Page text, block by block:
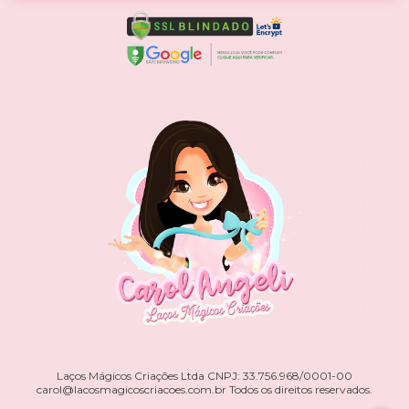
Laços Mágicos Criações Ltda CNPJ: 33.756.968/0001-00
carol@lacosmagicoscriacoes.com.br Todos os direitos reservados.